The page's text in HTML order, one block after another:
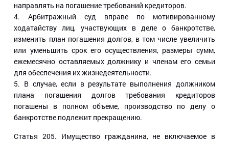
направлять на погашение требований кредиторов.
4. Арбитражный суд вправе по мотивированному
ходатайству лиц, участвующих в деле о банкротстве,
изменить план погашения долгов, в том числе увеличить
или уменьшить срок его осуществления, размеры сумм,
ежемесячно оставляемых должнику и членам его семьи
для обеспечения их жизнедеятельности.
5. В случае, если в результате выполнения должником
плана погашения долгов требования кредиторов
погашены в полном объеме, производство по делу о
банкротстве подлежит прекращению.
Статья 205. Имущество гражданина, не включаемое в